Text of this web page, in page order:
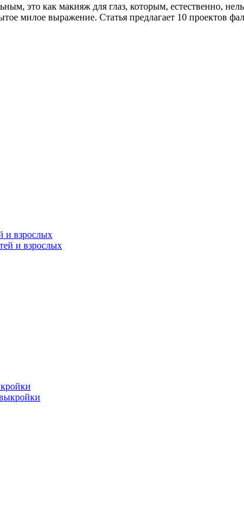
это как макияж для глаз, которым, естественно,
милое выражение. Статья предлагает 10 проектов
и взрослых